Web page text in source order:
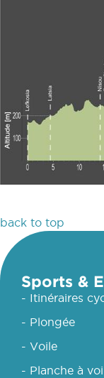
back to top
Sports &
- Itinéraires
- Plongée
- Voile
- Planche à